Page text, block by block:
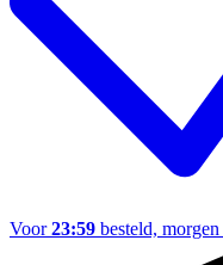
Voor23:59 besteld, morgen